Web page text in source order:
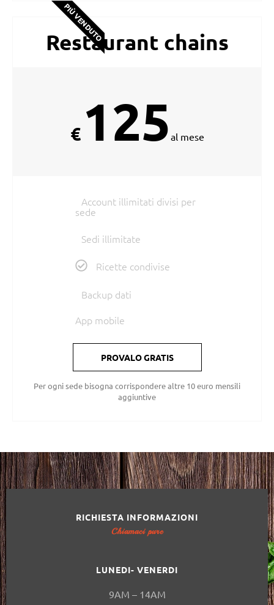
PIÙ VENDUTO
Restaurant chains
€ 125 al mese
Account illimitati divisi per
sede
Sedi illimitate
Ricette condivise
Backup dati
App mobile
PROVALO GRATIS
Per ogni sede bisogna corrispondere altre 10 euro mensili
aggiuntive
RICHIESTA INFORMAZIONI
Chiamaci pure
LUNEDI- VENERDI
9AM – 14AM